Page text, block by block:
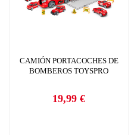
CAMIÓN PORTACOCHES DE
BOMBEROS TOYSPRO
Precio
19,99 €